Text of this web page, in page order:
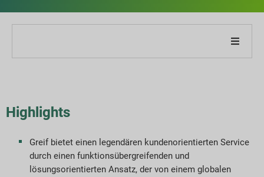
und Leistung
Highlights
Greif bietet einen legendären kundenorientierten Service
durch einen funktionsübergreifenden und
lösungsorientierten Ansatz, der von einem globalen